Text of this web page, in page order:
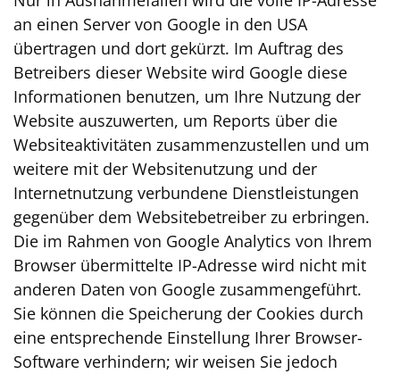
an einen Server von Google in den USA
übertragen und dort gekürzt. Im Auftrag des
Betreibers dieser Website wird Google diese
Informationen benutzen, um Ihre Nutzung der
Website auszuwerten, um Reports über die
Websiteaktivitäten zusammenzustellen und um
weitere mit der Websitenutzung und der
Internetnutzung verbundene Dienstleistungen
gegenüber dem Websitebetreiber zu erbringen.
Die im Rahmen von Google Analytics von Ihrem
Browser übermittelte IP-Adresse wird nicht mit
anderen Daten von Google zusammengeführt.
Sie können die Speicherung der Cookies durch
eine entsprechende Einstellung Ihrer Browser-
Software verhindern; wir weisen Sie jedoch